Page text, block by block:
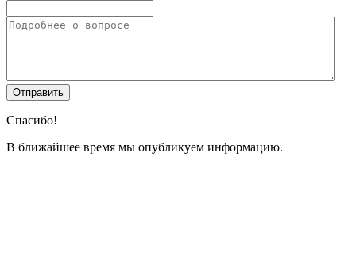
Спасибо!
В ближайшее время мы опубликуем информацию.